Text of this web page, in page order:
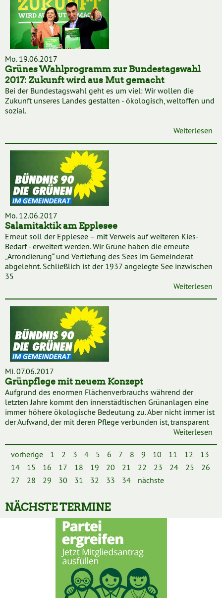
Mo. 19.06.2017
Grünes Wahlprogramm zur Bundestagswahl
2017: Zukunft wird aus Mut gemacht
Bei der Bundestagswahl geht es um viel: Wir wollen die
Zukunft unseres Landes gestalten - ökologisch, weltoffen und
sozial.
Weiterlesen
Mo. 12.06.2017
Salamitaktik am Epplesee
Erneut soll der Epplesee – mit Verweis auf weiteren Kies-
Bedarf - erweitert werden. Wir Grüne haben die erneute
„Arrondierung“ und Vertiefung des Sees im Gemeinderat
abgelehnt. Schließlich ist der 1937 angelegte See inzwischen
35
Weiterlesen
Mi. 07.06.2017
Grünpflege mit neuem Konzept
Aufgrund des enormen Flächenverbrauchs während der
letzten Jahre kommt den innerstädtischen Grünanlagen eine
immer höhere ökologische Bedeutung zu. Aber nicht immer ist
der Aufwand, der mit deren Pflege verbunden ist, transparent
Weiterlesen
vorherige 1 2 3 4 5 6 7 8 9 10 11 12
13
14
15 16 17 18 19 20 21 22 23 24 25
26
27
28 29 30 31 32 33 34 nächste
NÄCHSTE TERMINE